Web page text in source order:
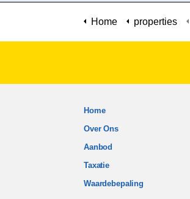
Home properties
Home
Over Ons
Aanbod
Taxatie
Waardebepaling